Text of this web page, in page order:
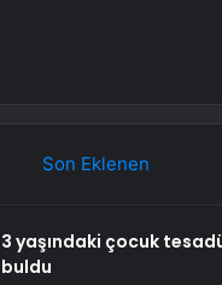
Son Eklenen
3 yaşındaki çocuk
buldu